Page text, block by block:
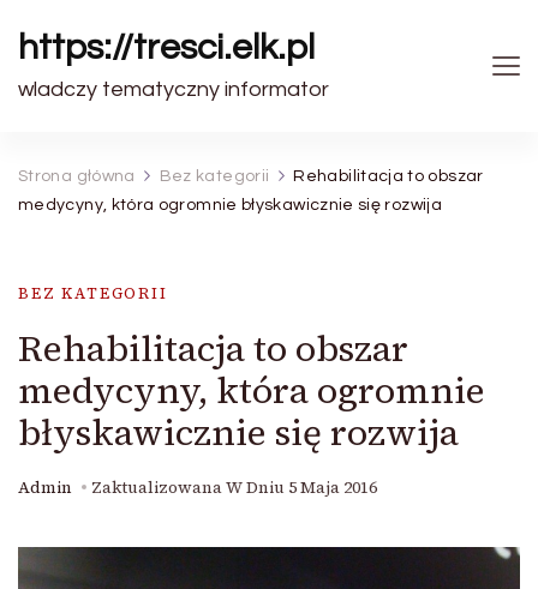
https://tresci.elk.pl
wladczy tematyczny informator
Strona główna Bez kategorii
Rehabilitacja to obszar
medycyny, która ogromnie błyskawicznie się rozwija
BEZ KATEGORII
Rehabilitacja to obszar
medycyny, która ogromnie
błyskawicznie się rozwija
Admin Zaktualizowana W Dniu 5 Maja 2016